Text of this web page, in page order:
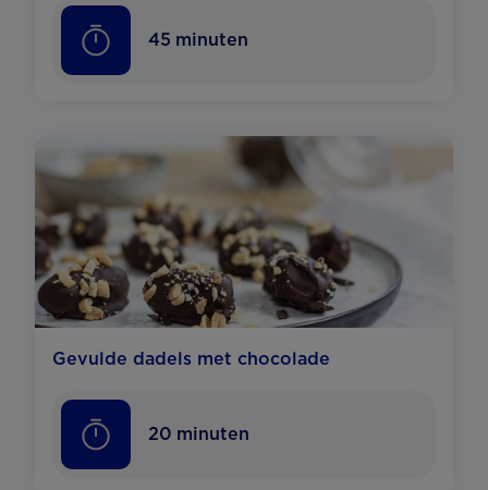
45 minuten
Gevulde dadels met chocolade
20 minuten